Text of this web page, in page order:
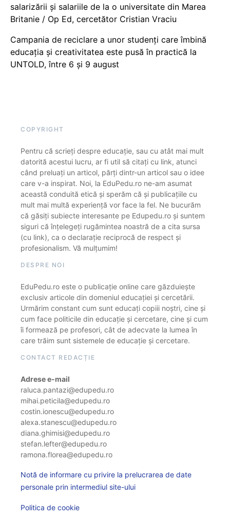
salarizării și salariile de la o universitate din Marea
Britanie / Op Ed, cercetător Cristian Vraciu
Campania de reciclare a unor studenți care îmbină
educația și creativitatea este pusă în practică la
UNTOLD, între 6 și 9 august
COPYRIGHT
Pentru că scrieți despre educație, sau cu atât mai mult
datorită acestui lucru, ar fi util să citați cu link, atunci
când preluați un articol, părți dintr-un articol sau o idee
care v-a inspirat. Noi, la EduPedu.ro ne-am asumat
această conduită etică și sperăm că și publicațiile cu
mult mai multă experiență vor face la fel. Ne bucurăm
că găsiți subiecte interesante pe Edupedu.ro și suntem
siguri că înțelegeți rugămintea noastră de a cita sursa
(cu link), ca o declarație reciprocă de respect și
profesionalism. Vă mulțumim!
DESPRE NOI
EduPedu.ro este o publicație online care găzduiește
exclusiv articole din domeniul educației și cercetării.
Urmărim constant cum sunt educați copiii noștri, cine și
cum face politicile din educație și cercetare, cine și cum
îi formează pe profesori, cât de adecvate la lumea în
care trăim sunt sistemele de educație și cercetare.
CONTACT REDACȚIE
Adrese e-mail
raluca.pantazi@edupedu.ro
mihai.peticila@edupedu.ro
costin.ionescu@edupedu.ro
alexa.stanescu@edupedu.ro
diana.ghimisi@edupedu.ro
stefan.lefter@edupedu.ro
ramona.florea@edupedu.ro
Notă de informare cu privire la prelucrarea de date
personale prin intermediul site-ului
Politica de cookie